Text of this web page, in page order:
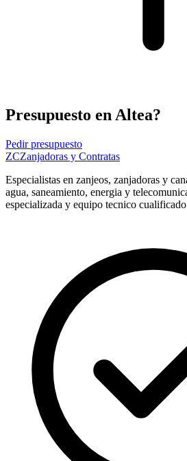
Presupuesto en Altea?
Pedir presupuesto
ZCZanjadoras y Contratas
Especialistas en zanjeos, zanjadoras y
agua, saneamiento, energia y
especializada y equipo tecnico